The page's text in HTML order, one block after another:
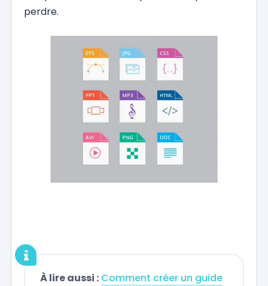
perdre.
À lire aussi : Comment créer un guide